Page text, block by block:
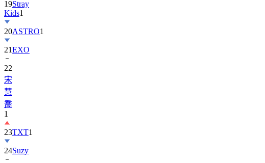
19Stray
Kids1
20ASTRO1
21EXO
22
宋
慧
喬
1
23TXT1
24Suzy